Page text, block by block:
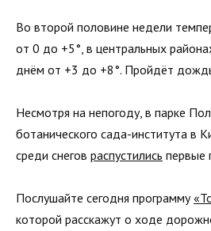
Во второй половине недели
от 0 до +5°, в центральных
днём от +3 до +8°. Пройдёт
Несмотря на непогоду, в парке
ботанического сада-института в
среди снегов распустились первые
Послушайте сегодня программу
которой расскажут о ходе